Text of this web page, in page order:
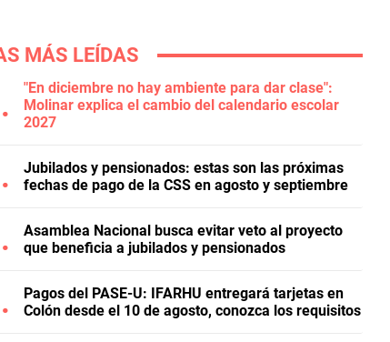
MÁS LEÍDAS
"En diciembre no hay ambiente para dar clase":
Molinar explica el cambio del calendario escolar
2027
Jubilados y pensionados: estas son las próximas
fechas de pago de la CSS en agosto y septiembre
Asamblea Nacional busca evitar veto al proyecto
que beneficia a jubilados y pensionados
Pagos del PASE-U: IFARHU entregará tarjetas en
Colón desde el 10 de agosto, conozca los requisitos